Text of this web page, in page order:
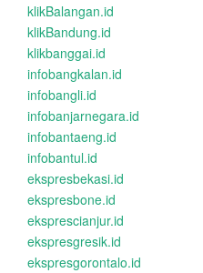
klikBalangan.id
klikBandung.id
klikbanggai.id
infobangkalan.id
infobangli.id
infobanjarnegara.id
infobantaeng.id
infobantul.id
ekspresbekasi.id
ekspresbone.id
eksprescianjur.id
ekspresgresik.id
ekspresgorontalo.id